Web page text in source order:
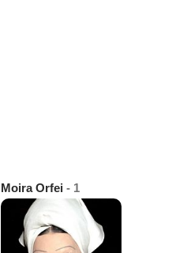
Moira Orfei - 1